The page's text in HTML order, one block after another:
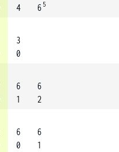
4
6 5
3
0
6
1
6
2
6
0
6
1